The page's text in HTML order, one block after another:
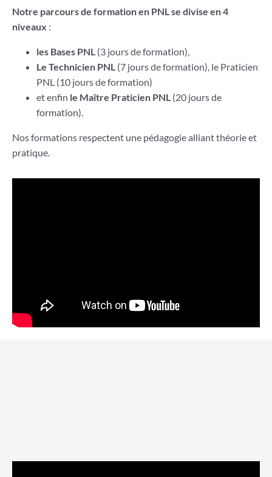
Notre parcours de formation en PNL se divise en 4
niveaux :
les Bases PNL(3 jours de formation),
Le Technicien PNL(7 jours de formation), le Praticien
PNL (10 jours de formation)
et enfin le Maître Praticien PNL(20 jours de
formation).
Nos formations respectent une pédagogie alliant théorie et
pratique.